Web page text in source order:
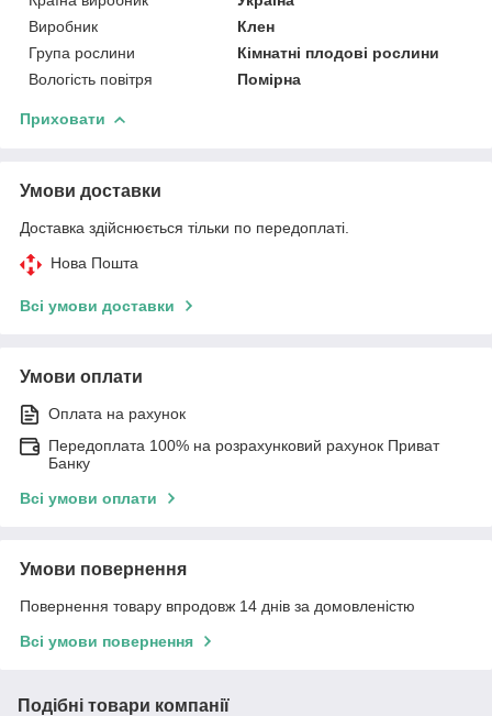
Виробник
Клен
Група рослини
Кімнатні плодові рослини
Вологість повітря
Помірна
Приховати
Умови доставки
Доставка здійснюється тільки по передоплаті.
Нова Пошта
Всі умови доставки
Умови оплати
Оплата на рахунок
Передоплата 100% на розрахунковий рахунок Приват
Банку
Всі умови оплати
Умови повернення
Повернення товару впродовж 14 днів за домовленістю
Всі умови повернення
Подібні товари компанії